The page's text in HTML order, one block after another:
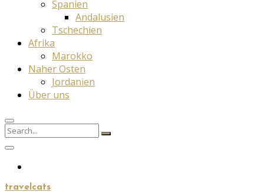
Spanien
Andalusien
Tschechien
Afrika
Marokko
Naher Osten
Jordanien
Über uns
Search
Search
travelcats